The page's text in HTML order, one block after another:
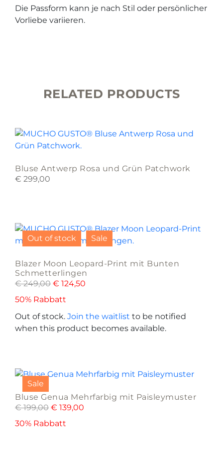
Die Passform kann je nach Stil oder persönlicher
Vorliebe variieren.
RELATED PRODUCTS
Bluse Antwerp Rosa und Grün Patchwork
€ 299,00
product
has
variants.
The
chosen
on
product
page
Out of stock Sale
Blazer Moon Leopard-Print mit Bunten
Schmetterlingen
€249,00 € 124,50
50% Rabbatt
Out of stock. Join the waitlist to be notified
when this product becomes available.
product
has
variants.
The
options
may
be
chosen
page
Sale
Bluse Genua Mehrfarbig mit Paisleymuster
€199,00 € 139,00
30% Rabbatt
product
has
multiple
variants.
The